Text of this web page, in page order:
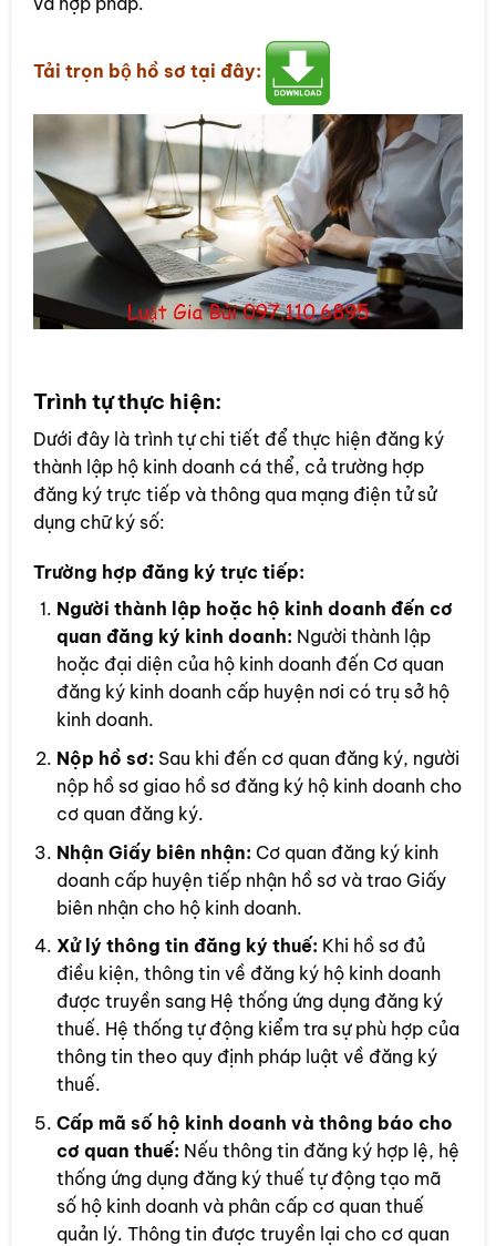
Tải trọn bộ hồ sơ tại đây:
Trình tự thực hiện:
Dưới đây là trình tự chi tiết để thực hiện đăng ký
thành lập hộ kinh doanh cá thể, cả trường hợp
đăng ký trực tiếp và thông qua mạng điện tử sử
dụng chữ ký số:
Trường hợp đăng ký trực tiếp:
Người thành lập hoặc hộ kinh doanh đến cơ
quan đăng ký kinh doanh: Người thành lập
hoặc đại diện của hộ kinh doanh đến Cơ quan
đăng ký kinh doanh cấp huyện nơi có trụ sở hộ
kinh doanh.
Nộp hồ sơ: Sau khi đến cơ quan đăng ký, người
nộp hồ sơ giao hồ sơ đăng ký hộ kinh doanh cho
cơ quan đăng ký.
Nhận Giấy biên nhận: Cơ quan đăng ký kinh
doanh cấp huyện tiếp nhận hồ sơ và trao Giấy
biên nhận cho hộ kinh doanh.
Xử lý thông tin đăng ký thuế: Khi hồ sơ đủ
điều kiện, thông tin về đăng ký hộ kinh doanh
được truyền sang Hệ thống ứng dụng đăng ký
thuế. Hệ thống tự động kiểm tra sự phù hợp của
thông tin theo quy định pháp luật về đăng ký
thuế.
Cấp mã số hộ kinh doanh và thông báo cho
cơ quan thuế: Nếu thông tin đăng ký hợp lệ, hệ
thống ứng dụng đăng ký thuế tự động tạo mã
số hộ kinh doanh và phân cấp cơ quan thuế
quản lý. Thông tin được truyền lại cho cơ quan